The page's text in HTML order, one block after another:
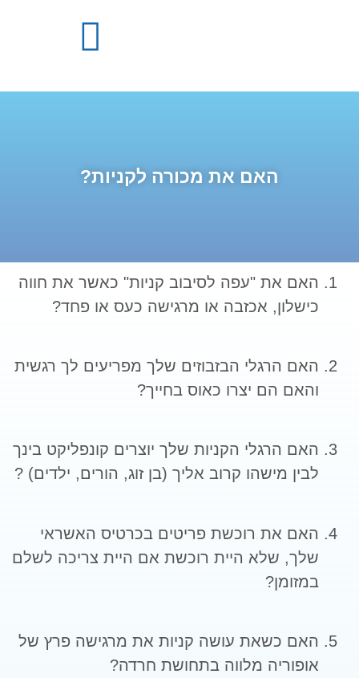
האם את מכורה לקניות?
האם את "עפה לסיבוב קניות" כאשר את חווה
כישלון, אכזבה או מרגישה כעס או פחד?
האם הרגלי הבזבוזים שלך מפריעים לך רגשית
והאם הם יצרו כאוס בחייך?
האם הרגלי הקניות שלך יוצרים קונפליקט בינך
לבין מישהו קרוב אליך (בן זוג, הורים, ילדים) ?
האם את רוכשת פריטים בכרטיס האשראי
שלך, שלא היית רוכשת אם היית צריכה לשלם
במזומן?
האם כשאת עושה קניות את מרגישה פרץ של
אופוריה מלווה בתחושת חרדה?